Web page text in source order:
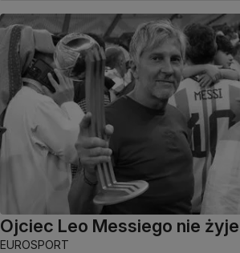
Ojciec Leo Messiego nie żyje
EUROSPORT